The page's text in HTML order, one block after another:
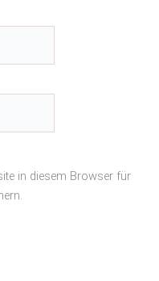
in diesem Browser für